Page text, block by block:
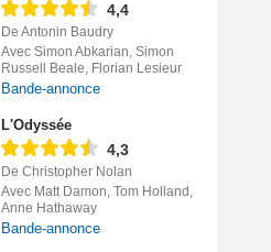
4,4
De Antonin Baudry
Avec Simon Abkarian, Simon
Russell Beale, Florian Lesieur
Bande-annonce
L'Odyssée
4,3
De Christopher Nolan
Avec Matt Damon, Tom Holland,
Anne Hathaway
Bande-annonce